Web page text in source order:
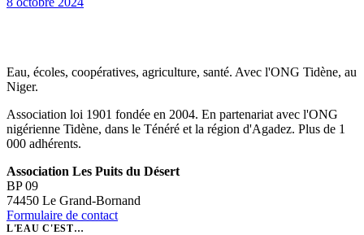
Eau, écoles, coopératives, agriculture, santé. Avec l'ONG Tidène, au
Niger.
Association loi 1901 fondée en 2004. En partenariat avec l'ONG
nigérienne Tidène, dans le Ténéré et la région d'Agadez. Plus de 1
000 adhérents.
Association Les Puits du Désert
BP 09
74450 Le Grand-Bornand
Formulaire de contact
L'EAU C'EST…